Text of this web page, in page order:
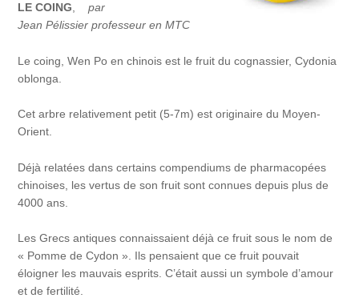
LE COING,par
Jean Pélissier professeur en MTC
Le coing, Wen Po en chinois est le fruit du cognassier, Cydonia
oblonga.
Cet arbre relativement petit (5-7m) est originaire du Moyen-
Orient.
Déjà relatées dans certains compendiums de pharmacopées
chinoises, les vertus de son fruit sont connues depuis plus de
4000 ans.
Les Grecs antiques connaissaient déjà ce fruit sous le nom de
« Pomme de Cydon ». Ils pensaient que ce fruit pouvait
éloigner les mauvais esprits. C’était aussi un symbole d’amour
et de fertilité.